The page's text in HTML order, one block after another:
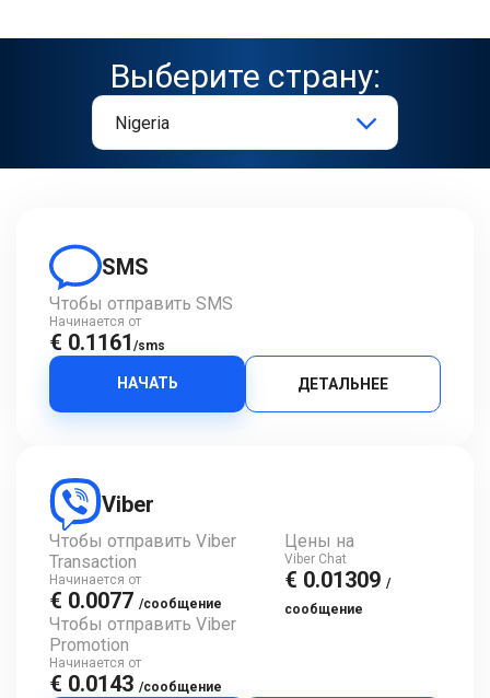
Выберите страну:
SMS
Чтобы отправить SMS
Начинается от
€ 0.1161 /sms
НАЧАТЬ ДЕТАЛЬНЕЕ
Viber
Чтобы отправить Viber
Transaction
Начинается от
€ 0.0077 /сообщение
Чтобы отправить Viber
Promotion
Начинается от
€ 0.0143 /сообщение
Цены на
Viber Chat
€ 0.01309/
сообщение